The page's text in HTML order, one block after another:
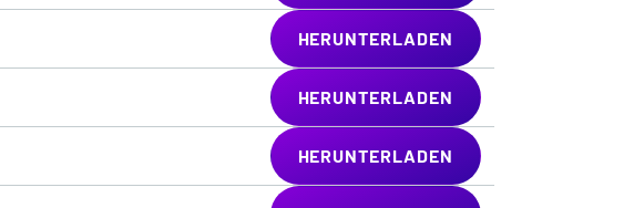
HERUNTERLADEN
HERUNTERLADEN
HERUNTERLADEN